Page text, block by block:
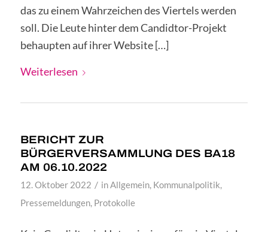
das zu einem Wahrzeichen des Viertels werden
soll. Die Leute hinter dem Candidtor-Projekt
behaupten auf ihrer Website […]
Weiterlesen
BERICHT ZUR
BÜRGERVERSAMMLUNG DES BA18
AM 06.10.2022
12. Oktober 2022 / inAllgemein, Kommunalpolitik,
Pressemeldungen, Protokolle